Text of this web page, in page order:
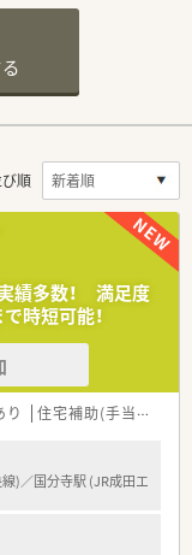
順
績多数！ 満足度
時短可能！
り 住宅補助(手当)あり
)／国分寺駅 (JR成田エ